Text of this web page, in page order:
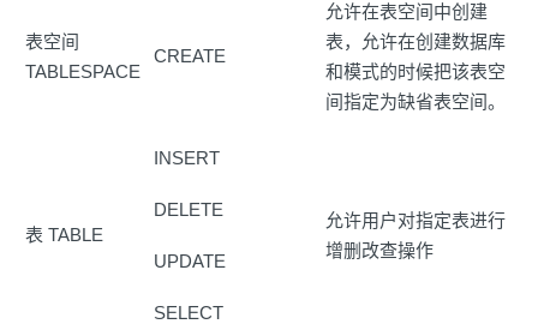
表空间
TABLESPACE
CREATE
允许在表空间中创建
表，允许在创建数据库
和模式的时候把该表空
间指定为缺省表空间。
表 TABLE
INSERT
DELETE
UPDATE
SELECT
允许用户对指定表进行
增删改查操作